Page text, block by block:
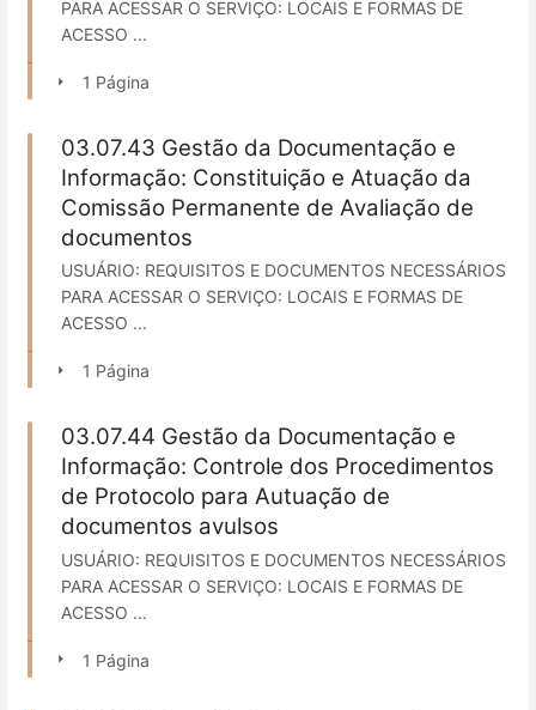
PARA ACESSAR O SERVIÇO: LOCAIS E FORMAS DE
ACESSO ...
1 Página
03.07.43 Gestão da Documentação e
Informação: Constituição e Atuação da
Comissão Permanente de Avaliação de
documentos
USUÁRIO: REQUISITOS E DOCUMENTOS NECESSÁRIOS
PARA ACESSAR O SERVIÇO: LOCAIS E FORMAS DE
ACESSO ...
1 Página
03.07.44 Gestão da Documentação e
Informação: Controle dos Procedimentos
de Protocolo para Autuação de
documentos avulsos
USUÁRIO: REQUISITOS E DOCUMENTOS NECESSÁRIOS
PARA ACESSAR O SERVIÇO: LOCAIS E FORMAS DE
ACESSO ...
1 Página